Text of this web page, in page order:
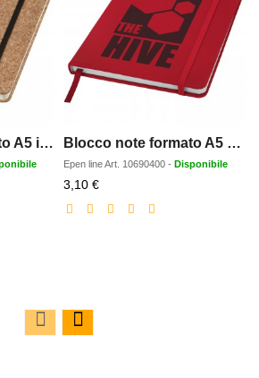
Blocco note formato A5 in sughero Napa Blocco note formato A5 con copertina rigida Spectrum
Epen lineArt. 10690400 - Disponibile
3,10 €Prezzo
scontato